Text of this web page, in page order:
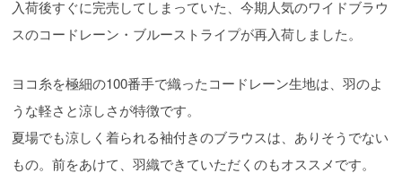
入荷後すぐに完売してしまっていた、今期人気のワイドブラウ
スのコードレーン・ブルーストライプが再入荷しました。
ヨコ糸を極細の100番手で織ったコードレーン生地は、羽のよ
うな軽さと涼しさが特徴です。
夏場でも涼しく着られる袖付きのブラウスは、ありそうでない
もの。前をあけて、羽織できていただくのもオススメです。